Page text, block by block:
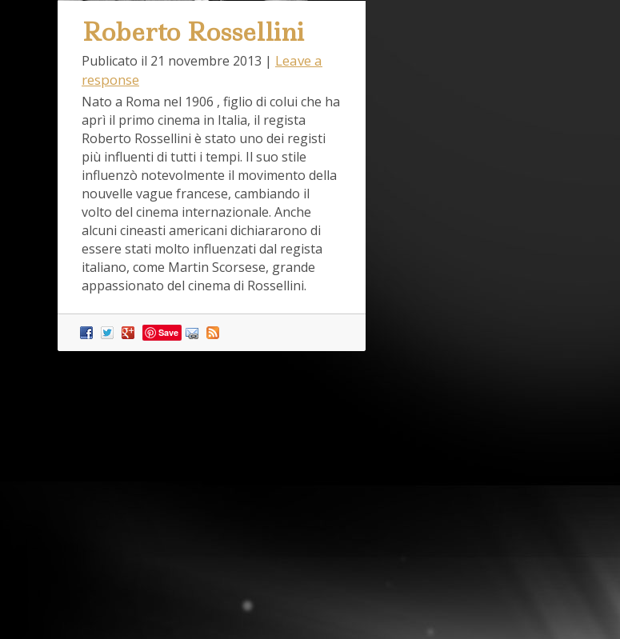
Roberto Rossellini
Publicato il 21 novembre 2013 | Leave a
response
Nato a Roma nel 1906 , figlio di colui che ha
aprì il primo cinema in Italia, il regista
Roberto Rossellini è stato uno dei registi
più influenti di tutti i tempi. Il suo stile
influenzò notevolmente il movimento della
nouvelle vague francese, cambiando il
volto del cinema internazionale. Anche
alcuni cineasti americani dichiararono di
essere stati molto influenzati dal regista
italiano, come Martin Scorsese, grande
appassionato del cinema di Rossellini.
Save